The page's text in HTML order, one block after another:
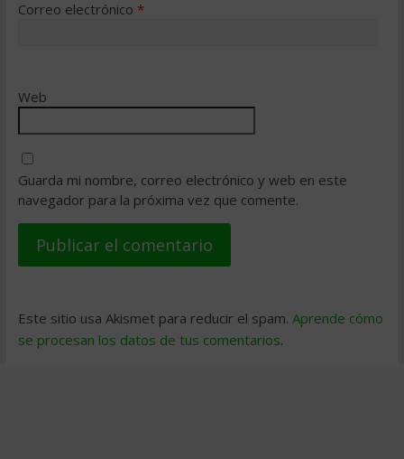
Correo electrónico *
Web
Guarda mi nombre, correo electrónico y web en este
navegador para la próxima vez que comente.
Este sitio usa Akismet para reducir el spam. Aprende cómo
se procesan los datos de tus comentarios.